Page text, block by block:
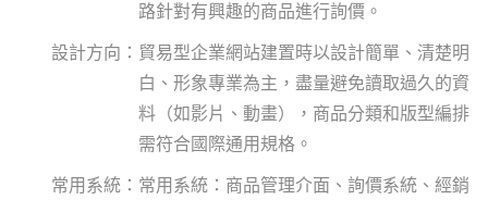
路針對有興趣的商品進行詢價。
貿易型企業網站建置時以設計簡單、清楚明
白、形象專業為主，盡量避免讀取過久的資
料（如影片、動畫），商品分類和版型編排
需符合國際通用規格。
常用系統：商品管理介面、詢價系統、經銷